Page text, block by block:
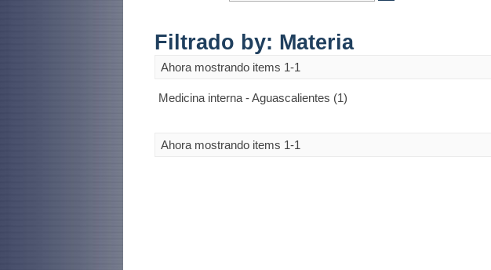
Filtrado by: Materia
Ahora mostrando items 1-1
Medicina interna - Aguascalientes (1)
Ahora mostrando items 1-1